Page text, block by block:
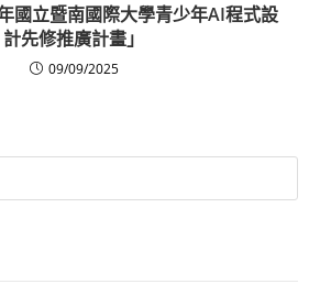
國立暨南國際大學青少年AI程式設
計先修推廣計畫」
09/09/2025